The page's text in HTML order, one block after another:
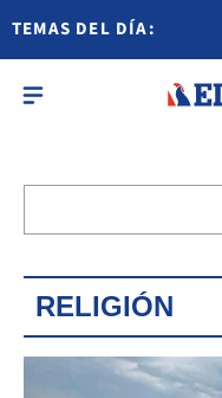
TEMAS DEL DÍA:
RELIGIÓN